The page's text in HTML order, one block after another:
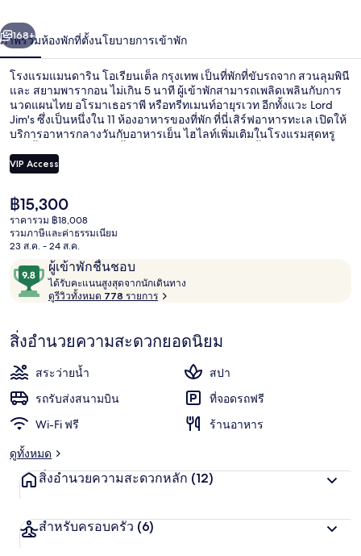
โอ
เรียน
เต็ล
กรุงเทพ
า
ถัดไป
168+
ภาพรวมห้องพักที่ตั้งนโยบายการเข้าพัก
โรงแรมแมนดาริน โอเรียนเต็ล กรุงเทพ เป็นที่พักที่ขับรถจาก สวนลุมพินี
และ สยามพารากอน ไม่เกิน 5 นาที ผู้เข้าพักสามารถเพลิดเพลินกับการ
นวดแผนไทย อโรมาเธอราพี หรือทรีทเมนท์อายุรเวท อีกทั้งแวะ Lord
Jim's ซึ่งเป็นหนึ่งใน 11 ห้องอาหารของที่พัก ที่นี่เสิร์ฟอาหารทะเล เปิดให้
บริการอาหารกลางวันกับอาหารเย็น ไฮไลท์เพิ่มเติมในโรงแรมสุดหรู
นักเดินทางเทคะแนนให้พนักงานและสภาพที่พัก ที่พักนี้อยู่ใกล้ขนส่ง
สาธารณะ: เดิน 10 นาทีถึง สถานีบีทีเอสสะพานตากสิน
VIP Access
ราคา
ปัจจุบัน
฿15,300
฿15,300
ราคารวม ฿18,008
รวมภาษีและค่าธรรมเนียม
23 ส.ค. - 24 ส.ค.
รีวิว ผู้เข้าพักชื่นชอบ
9.8
จาก
10,
เข้า
ชอบ
ได้รับคะแนนสูงสุดจากนักเดินทาง
ค
แ
น
น
ง
จ
า
ดูรีวิวทั้งหมด 778 รายการ
สิ่งอำนวยความสะดวกยอดนิยม
สระว่ายน้ำ
สปา
รถรับส่งสนามบิน
ที่จอดรถฟรี
Wi-Fi ฟรี
ร้านอาหาร
ดูทั้งหมด
สิ่งอำนวยความสะดวกหลัก (12)
สำหรับครอบครัว (6)